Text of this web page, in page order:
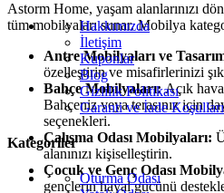
Astorm Home, yaşam alanlarınızı
tüm mobilyaları sunar. Mobilya
Antre Mobilyaları ve
özelleştirin ve misafirlerinizi
Bahçe Mobilyaları:Açık
Bahçeniz veya terasınız için
seçenekleri.
Çalışma Odası Mobilyaları:
alanınızı kişiselleştirin.
Çocuk ve Genç Odası
gençlerin hayal gücünü
Hakkımızda
İletişim
Kuponlar
Blog
Gizlilik Politikası
Garanti ve İade Koşulları
Kategoriler
Oturma Odası